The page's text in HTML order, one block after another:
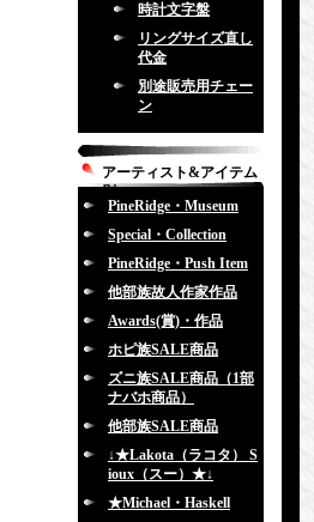
時計文字盤
リングサイズ直し
代金
別途販売用チェー
ン
アーティスト&アイテム
別
PineRidge・Museum
Special・Collection
PineRidge・Push Item
他部族故人作家作品
Awards(賞)・作品
ホピ族SALE商品
ズニ族SALE商品（1部
ナバホ商品）
他部族SALE商品
↓★Lakota（ラコタ） S
ioux（スー）★↓
★Michael・Haskell